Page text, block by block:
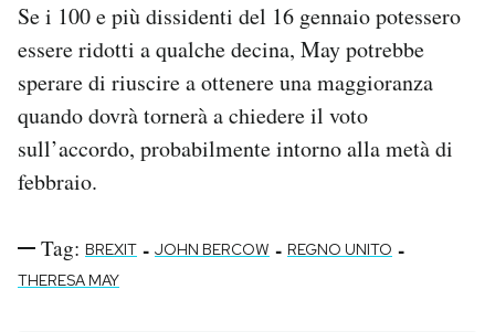
Se i 100 e più dissidenti del 16 gennaio potessero
essere ridotti a qualche decina, May potrebbe
sperare di riuscire a ottenere una maggioranza
quando dovrà tornerà a chiedere il voto
sull’accordo, probabilmente intorno alla metà di
febbraio.
Tag: BREXIT - JOHN BERCOW - REGNO UNITO -
THERESA MAY